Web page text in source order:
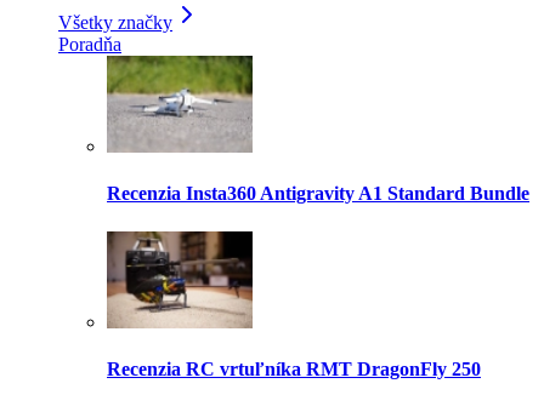
Všetky značky
Poradňa
Recenzia Insta360 Antigravity A1 Standard Bundle
Recenzia RC vrtuľníka RMT DragonFly 250